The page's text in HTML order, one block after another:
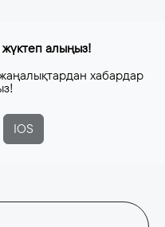
алыңыз!
хабардар
IOS